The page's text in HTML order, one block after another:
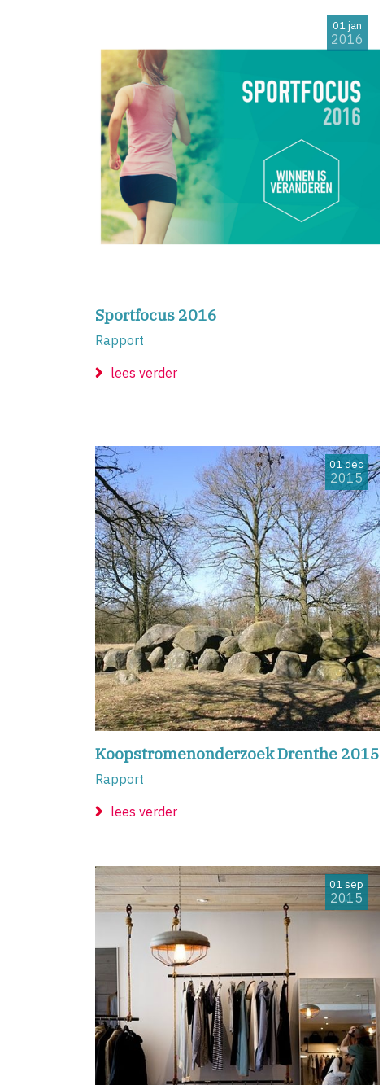
Sportfocus 2016
Rapport
01 jan
2016
lees verder
Koopstromenonderzoek Drenthe 2015
Rapport
01 dec
2015
lees verder
01 sep
2015